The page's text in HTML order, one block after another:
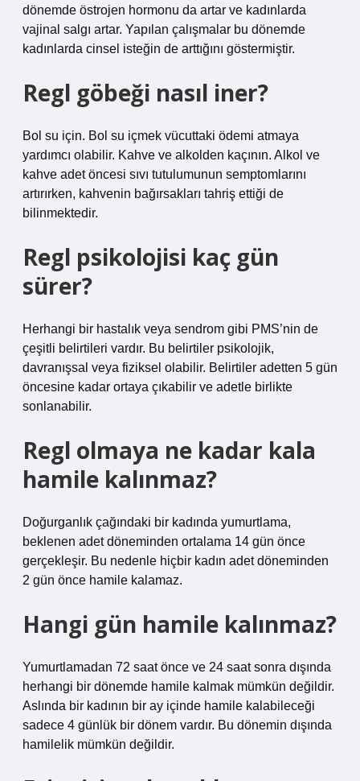
dönemde östrojen hormonu da artar ve kadınlarda
vajinal salgı artar. Yapılan çalışmalar bu dönemde
kadınlarda cinsel isteğin de arttığını göstermiştir.
Regl göbeği nasıl iner?
Bol su için. Bol su içmek vücuttaki ödemi atmaya
yardımcı olabilir. Kahve ve alkolden kaçının. Alkol ve
kahve adet öncesi sıvı tutulumunun semptomlarını
artırırken, kahvenin bağırsakları tahriş ettiği de
bilinmektedir.
Regl psikolojisi kaç gün
sürer?
Herhangi bir hastalık veya sendrom gibi PMS’nin de
çeşitli belirtileri vardır. Bu belirtiler psikolojik,
davranışsal veya fiziksel olabilir. Belirtiler adetten 5 gün
öncesine kadar ortaya çıkabilir ve adetle birlikte
sonlanabilir.
Regl olmaya ne kadar kala
hamile kalınmaz?
Doğurganlık çağındaki bir kadında yumurtlama,
beklenen adet döneminden ortalama 14 gün önce
gerçekleşir. Bu nedenle hiçbir kadın adet döneminden
2 gün önce hamile kalamaz.
Hangi gün hamile kalınmaz?
Yumurtlamadan 72 saat önce ve 24 saat sonra dışında
herhangi bir dönemde hamile kalmak mümkün değildir.
Aslında bir kadının bir ay içinde hamile kalabileceği
sadece 4 günlük bir dönem vardır. Bu dönemin dışında
hamilelik mümkün değildir.